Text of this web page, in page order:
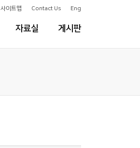
사이트맵 Contact Us Eng
자료실 게시판